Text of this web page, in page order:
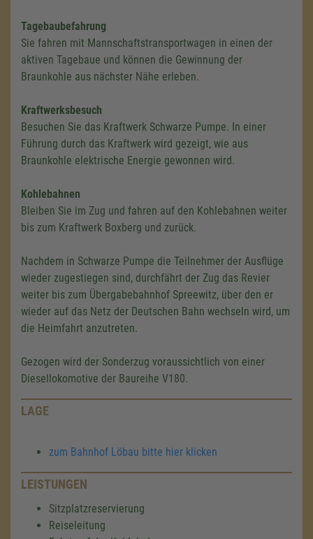
Tagebaubefahrung
Sie fahren mit Mannschaftstransportwagen in einen der
aktiven Tagebaue und können die Gewinnung der
Braunkohle aus nächster Nähe erleben.
Kraftwerksbesuch
Besuchen Sie das Kraftwerk Schwarze Pumpe. In einer
Führung durch das Kraftwerk wird gezeigt, wie aus
Braunkohle elektrische Energie gewonnen wird.
Kohlebahnen
Bleiben Sie im Zug und fahren auf den Kohlebahnen weiter
bis zum Kraftwerk Boxberg und zurück.
Nachdem in Schwarze Pumpe die Teilnehmer der Ausflüge
wieder zugestiegen sind, durchfährt der Zug das Revier
weiter bis zum Übergabebahnhof Spreewitz, über den er
wieder auf das Netz der Deutschen Bahn wechseln wird, um
die Heimfahrt anzutreten.
Gezogen wird der Sonderzug voraussichtlich von einer
Diesellokomotive der Baureihe V180.
LAGE
zum Bahnhof Löbau bitte hier klicken
LEISTUNGEN
Sitzplatzreservierung
Reiseleitung